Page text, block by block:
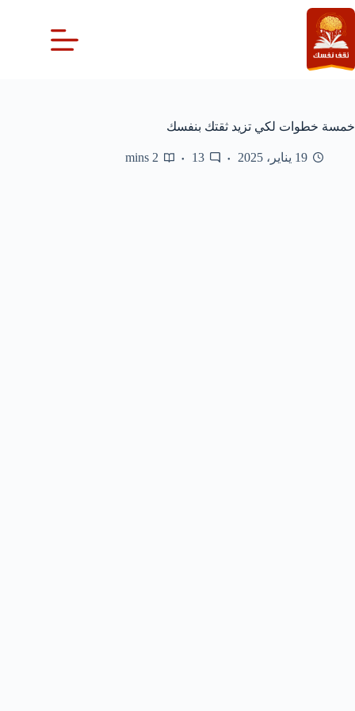
التجاوز
إلى
المحتوى
خمسة خطوات لكي تزيد ثقتك بنفسك
19 يناير، 2025 13
2 mins